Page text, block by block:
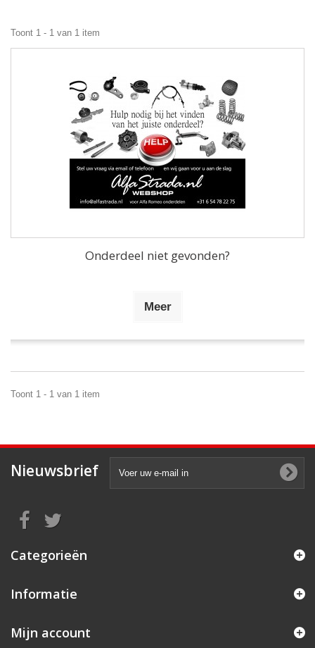
Toont 1 - 1 van 1 item
Onderdeel niet gevonden?
Meer
Toont 1 - 1 van 1 item
Nieuwsbrief
Categorieën
Informatie
Mijn account